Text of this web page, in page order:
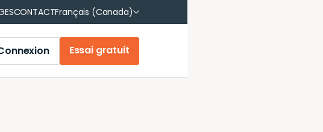
CONTACTFrançais (Canada)
English
Français
Essai gratuit